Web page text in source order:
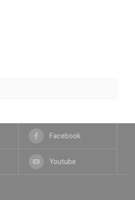
Facebook
Youtube